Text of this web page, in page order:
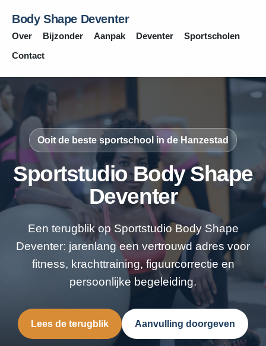
Body Shape Deventer
Over Bijzonder Aanpak Deventer
Sportscholen
Contact
Ooit de beste sportschool in de Hanzestad
Sportstudio Body Shape
Deventer
Een terugblik op Sportstudio Body Shape
Deventer: jarenlang een vertrouwd adres voor
fitness, krachttraining, figuurcorrectie en
persoonlijke begeleiding.
Lees de terugblik Aanvulling doorgeven